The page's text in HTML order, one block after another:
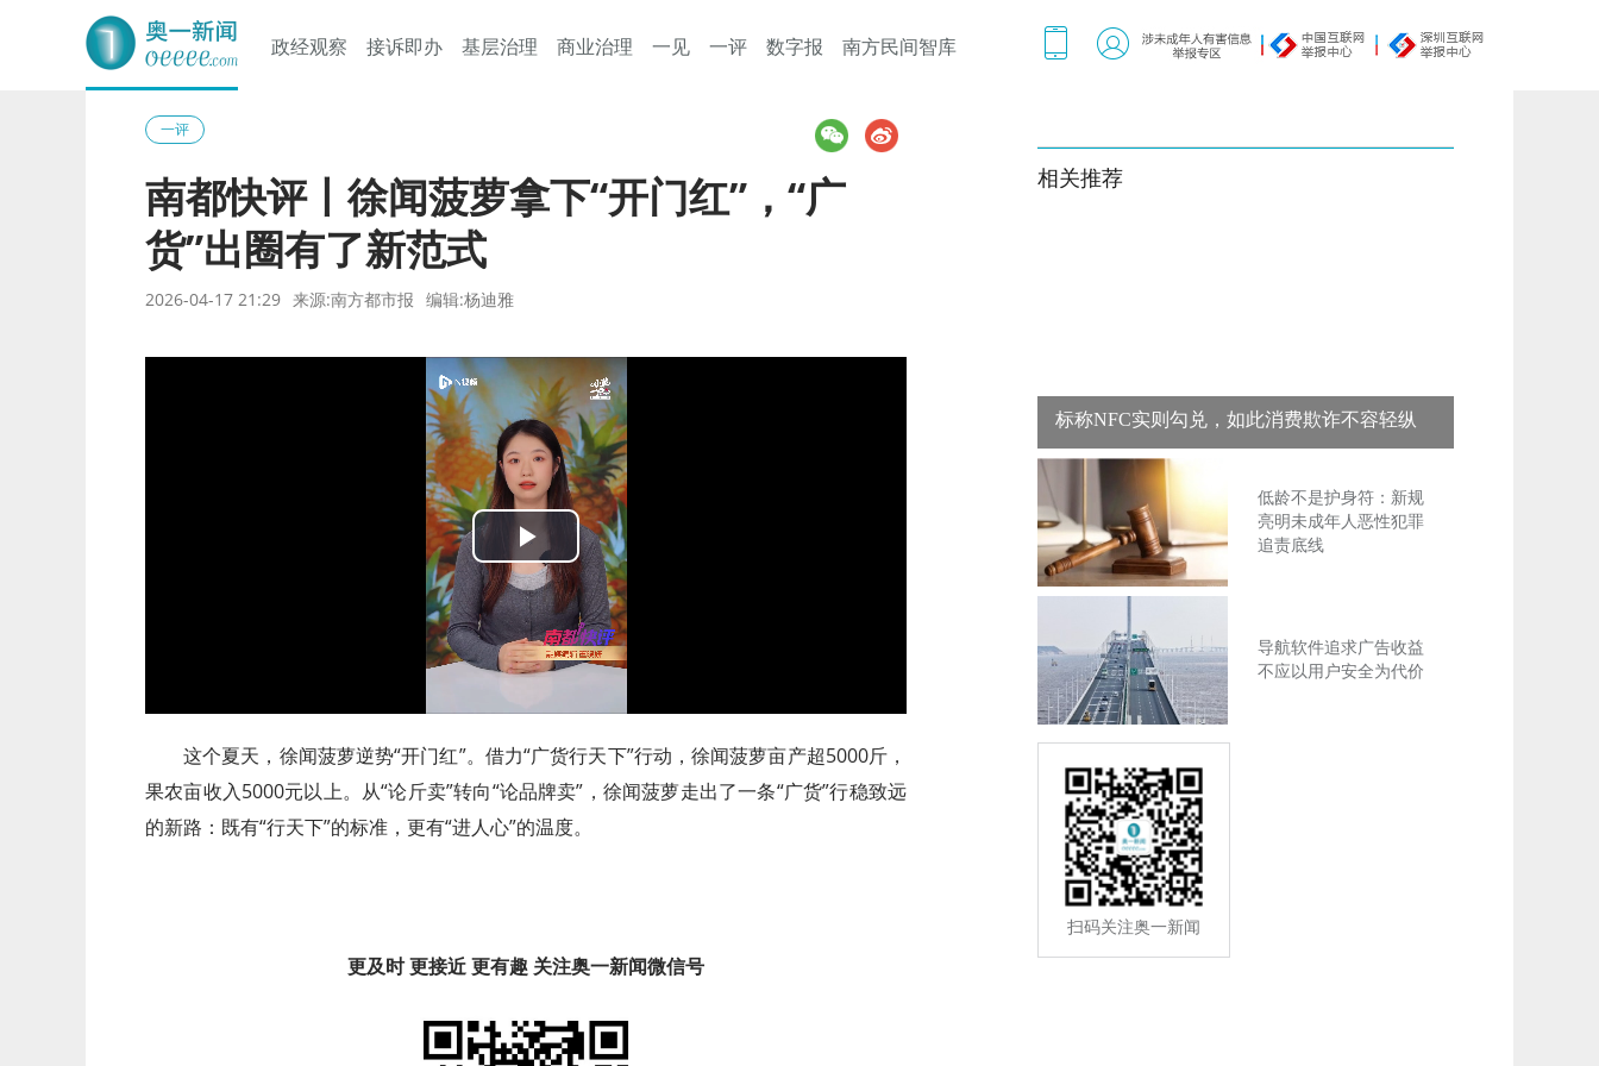
奥一网
政经观察 接诉即办 基层治理 商业治理 一见 一评 数字报 南方民间智库
一评
南都快评丨徐闻菠萝拿下“开门红”，“广
货”出圈有了新范式
2026-04-17 21:29 来源:南方都市报 编辑:杨迪雅
Play
Video
这个夏天，徐闻菠萝逆势“开门红”。借力“广货行天下”行动，徐闻菠萝亩产超5000斤，
果农亩收入5000元以上。从“论斤卖”转向“论品牌卖”，徐闻菠萝走出了一条“广货”行稳致远
的新路：既有“行天下”的标准，更有“进人心”的温度。
更及时 更接近 更有趣 关注奥一新闻微信号
相关推荐
标称NFC实则勾兑，如此消费欺诈不容轻纵
低龄不是护身符：新规
亮明未成年人恶性犯罪
追责底线
导航软件追求广告收益
不应以用户安全为代价
扫码关注奥一新闻